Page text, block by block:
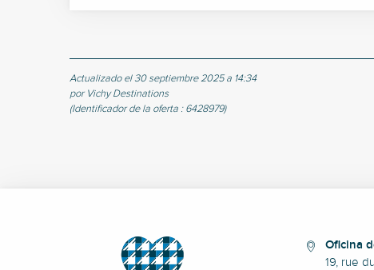
Actualizado el 30 septiembre 2025 a 14:34
por Vichy Destinations
(Identificador de la oferta : 6428979)
Oficina
19, rue